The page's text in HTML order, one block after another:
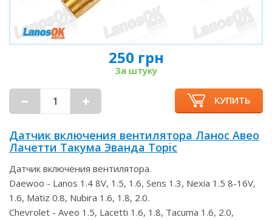
250 грн
За штуку
КУПИТЬ
Датчик включения вентилятора Ланос Авео
Лачетти Такума Эванда Topic
Датчик включения вентилятора.
Daewoo - Lanos 1.4 8V, 1.5, 1.6, Sens 1.3, Nexia 1.5 8-16V,
1.6, Matiz 0.8, Nubira 1.6, 1.8, 2.0.
Chevrolet - Aveo 1.5, Lacetti 1.6, 1.8, Tacuma 1.6, 2.0,